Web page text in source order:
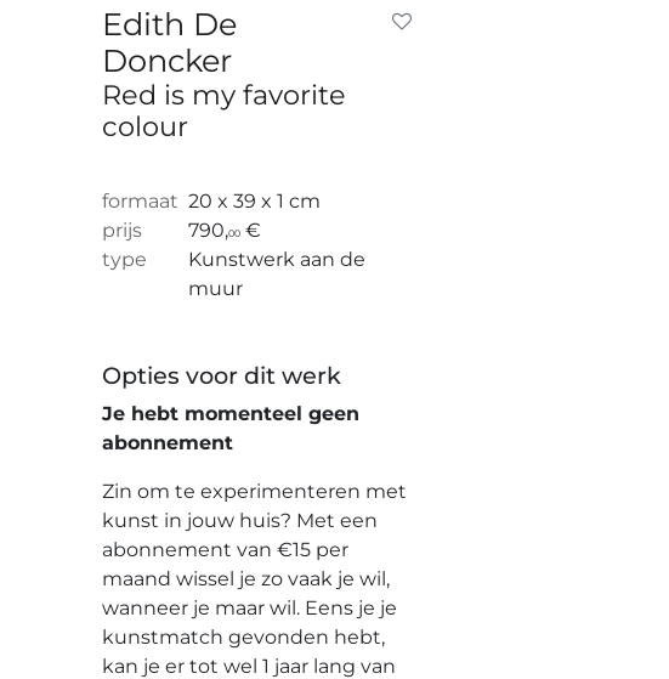
Edith De
Doncker
Red is my favorite
colour
formaat 20 x 39 x 1 cm
prijs
790,00 €
type
Kunstwerk aan de
muur
Opties voor dit werk
Je hebt momenteel geen
abonnement
Zin om te experimenteren met
kunst in jouw huis? Met een
abonnement van €15 per
maand wissel je zo vaak je wil,
wanneer je maar wil. Eens je je
kunstmatch gevonden hebt,
kan je er tot wel 1 jaar lang van